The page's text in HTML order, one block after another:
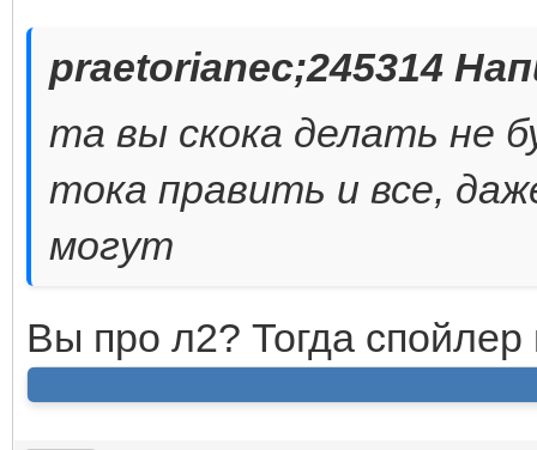
praetorianec;245314
та вы скока делать не
тока править и все,
могут
Вы про л2? Тогда